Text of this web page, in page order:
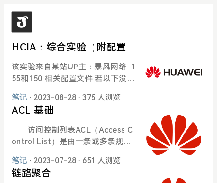
HCIA：综合实验（附配置文
件）
该实验来自某站UP主：暴风网络-1
55和150 相关配置文件 若以下没有
其中涉及MAC地址部分均采用模拟
器提供的MAC（如绑定AP），需要
自行更改！ Server、Clinet以及ST
A根据相关需求配置。 企业区域 AR
nformation "SUCESS : There will
be a price for your actions!" hea
笔记 · 2023-08-28 · 375 人浏览
ACL 基础
访问控制列表ACL（Access C
ontrol List）是由一条或多条规则
报文匹配条件的判断语句，这些条
件可以是报文的源地址、目的地
笔记 · 2023-07-28 · 651 人浏览
链路聚合